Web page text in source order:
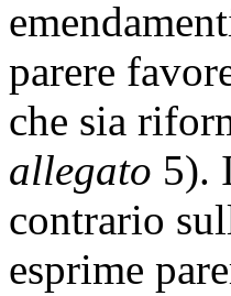
parere
che sia
allegato 5).
contrario
esprime